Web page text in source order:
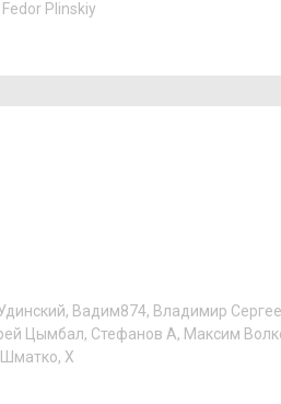
Fedor Plinskiy
, Вадим874, Владимир
Цымбал, Стефанов А, Максим
, X